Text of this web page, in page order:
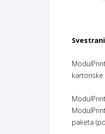
kartonske
paketa